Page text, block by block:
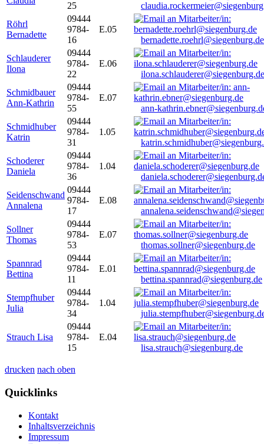
25
Röhrl
Bernadette
09444
9784-
16
E.05
bernadette.roehrl@siegenburg.de
Schlauderer
Ilona
09444
9784-
22
E.06
ilona.schlauderer@siegenburg.de
Schmidbauer
Ann-Kathrin
09444
9784-
55
E.07
ann-
Schmidhuber
Katrin
09444
9784-
31
1.05
Schoderer
Daniela
09444
9784-
36
1.04
Seidenschwand
Annalena
09444
9784-
17
E.08
Sollner
Thomas
09444
9784-
53
E.07
thomas.sollner@siegenburg.de
Spannrad
Bettina
09444
9784-
11
E.01
bettina.spannrad@siegenburg.de
Stempfhuber
Julia
09444
9784-
34
1.04
Strauch Lisa
09444
9784-
15
E.04
lisa.strauch@siegenburg.de
drucken nach oben
Quicklinks
Kontakt
Inhaltsverzeichnis
Impressum